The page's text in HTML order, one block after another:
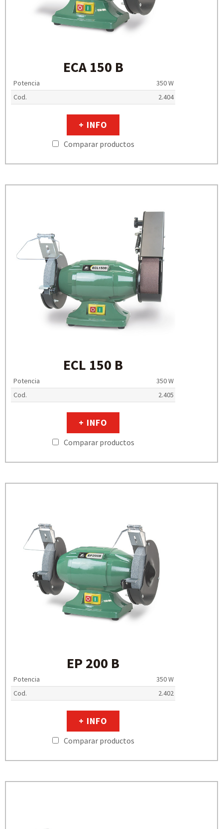
ECA 150 B
Potencia
350 W
Cod.
2.404
+ INFO
Comparar productos
ECL 150 B
Potencia
350 W
Cod.
2.405
+ INFO
Comparar productos
EP 200 B
Potencia
350 W
Cod.
2.402
+ INFO
Comparar productos